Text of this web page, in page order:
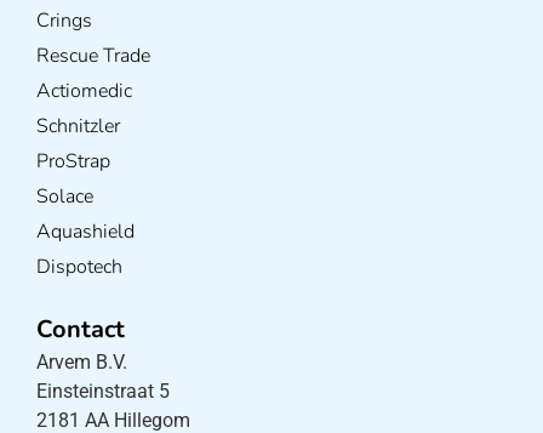
Crings
Rescue Trade
Actiomedic
Schnitzler
ProStrap
Solace
Aquashield
Dispotech
Contact
Arvem B.V.
Einsteinstraat 5
2181 AA Hillegom